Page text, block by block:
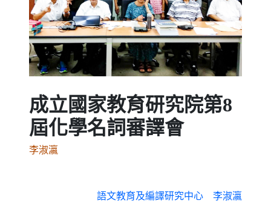
Previous Next
成立國家教育研究院第8
屆化學名詞審譯會
李淑瀛
語文教育及編譯研究中心 李淑瀛